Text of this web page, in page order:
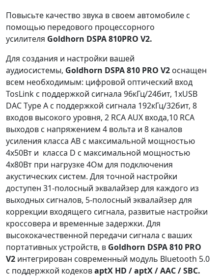
Повысьте качество звука в своем автомобиле с
помощью передового процессорного
усилителя Goldhorn DSPA 810PRO V2.
Для создания и настройки вашей
аудиосистемы, Goldhorn DSPA 810 PRO V2 оснащен
всем необходимым: цифровой оптический вход
TosLink с поддержкой сигнала 96кГц/24бит, 1хUSB
DAC Type A с поддержкой сигнала 192кГц/32бит, 8
входов высокого уровня, 2 RCA AUX входа,10 RCA
выходов с напряжением 4 вольта и 8 каналов
усиления класса AB с максимальной мощностью
4х50Вт и класса D с максимальной мощностью
4х80Вт при нагрузке 4Ом для подключения
акустических систем. Для точной настройки
доступен 31-полосный эквалайзер для каждого из
выходных сигналов, 5-полосный эквалайзер для
коррекции входящего сигнала, развитые настройки
кроссовера и временные задержки. Для
высококачественной передачи сигнала с ваших
портативных устройств, в Goldhorn DSPA 810 PRO
V2 интегрирован современный модуль Bluetooth 5.0
с поддержкой кодековaptX HD / aptX / AAC / SBC.